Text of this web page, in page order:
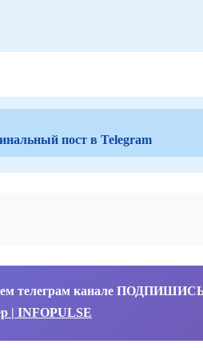
пост в Telegram
телеграм канале
| INFOPULSE